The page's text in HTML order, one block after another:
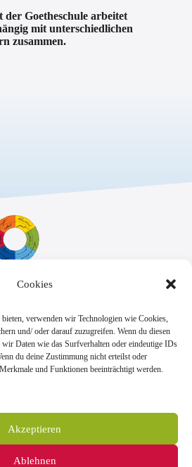
Cookies
verwenden wir Technologien wie Cookies,
und/ oder darauf zuzugreifen. Wenn du diesen
Daten wie das Surfverhalten oder eindeutige IDs
du deine Zustimmung nicht erteilst oder
und Funktionen beeinträchtigt werden.
Akzeptieren
Ablehnen
der Goetheschule arbeitet
mit unterschiedlichen
zusammen.
13.00 Uhr
Telefon
+49 6071 9888 0
des Landkreises
64807 Dieburg